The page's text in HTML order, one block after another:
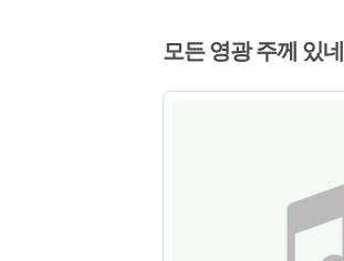
모든 영광 주께 있네